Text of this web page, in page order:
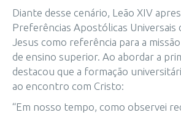
Diante desse cenário, Leão XIV
Preferências Apostólicas Universais
Jesus como referência para a
de ensino superior. Ao abordar a
destacou que a formação
ao encontro com Cristo:
“Em nosso tempo, como observei